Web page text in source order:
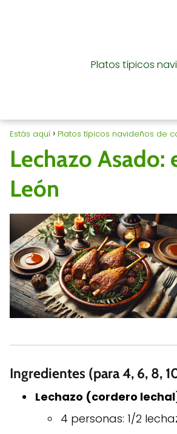
Platos típicos
Estás aquí Platos típicos navideños de
Lechazo
León
Ingredientes (para 4, 6, 8,
Lechazo (cordero
4 personas: 1/2